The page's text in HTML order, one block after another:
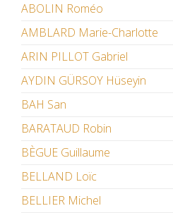
ABOLIN Roméo
AMBLARD Marie-Charlotte
ARIN PILLOT Gabriel
AYDIN GÜRSOY Hüseyin
BAH San
BARATAUD Robin
BÈGUE Guillaume
BELLAND Loïc
BELLIER Michel